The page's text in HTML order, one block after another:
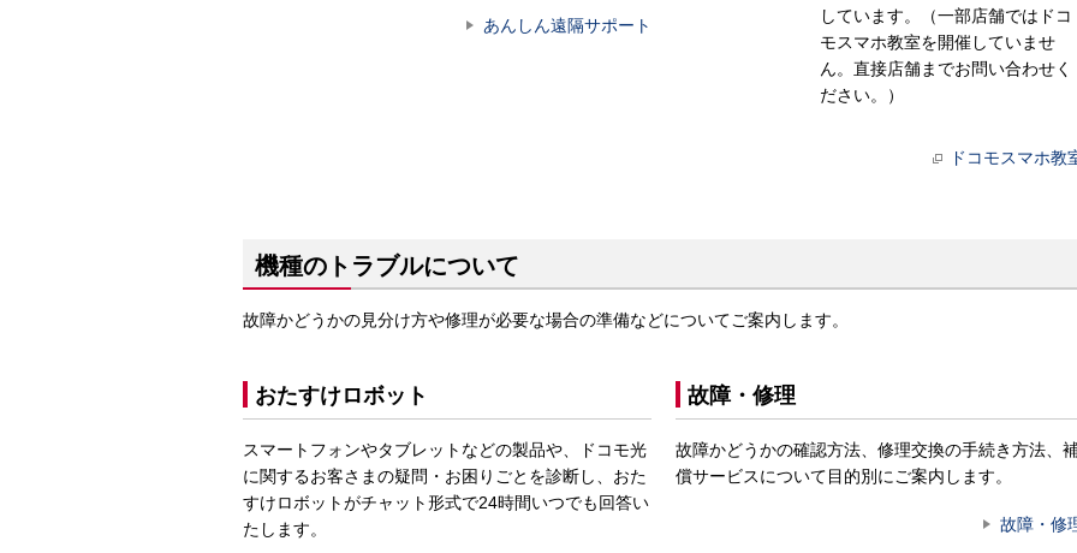
あんしん遠隔サポート
しています。（一部店舗ではドコ
モスマホ教室を開催していませ
ん。直接店舗までお問い合わせく
ださい。）
ドコモスマホ教
機種のトラブルについて
故障かどうかの見分け方や修理が必要な場合の準備などについてご案内します。
おたすけロボット
スマートフォンやタブレットなどの製品や、ドコモ光
に関するお客さまの疑問・お困りごとを診断し、おた
すけロボットがチャット形式で24時間いつでも回答い
たします。
故障・修理
故障かどうかの確認方法、修理交換の手続き方法、
償サービスについて目的別にご案内します。
故障・修